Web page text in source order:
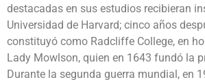
destacadas en sus estudios recibieran
Universidad de Harvard; cinco años
constituyó como Radcliffe College, en
Lady Mowlson, quien en 1643 fundó la
Durante la segunda guerra mundial, en